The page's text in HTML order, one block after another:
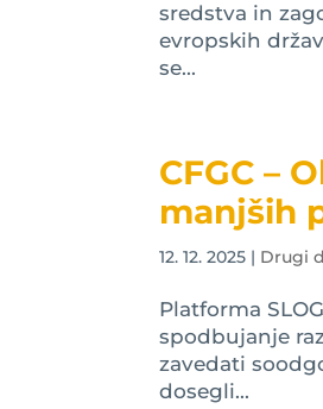
sredstva in
evropskih
se...
CFGC –
manjših
12. 12. 2025 | Drugi
Platforma
spodbujanje
zavedati
dosegli...